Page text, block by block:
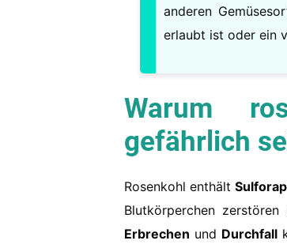
anderen
erlaubt ist oder ein
Warum
gefährlich
Rosenkohl enthält
Blutkörperchen
Erbrechen und Durchfall